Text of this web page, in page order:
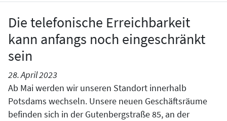
Die telefonische Erreichbarkeit
kann anfangs noch eingeschränkt
sein
28. April 2023
Ab Mai werden wir unseren Standort innerhalb
Potsdams wechseln. Unsere neuen Geschäftsräume
befinden sich in der Gutenbergstraße 85, an der